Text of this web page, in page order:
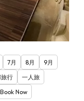
7月 8月
9月
行
一人旅
Book Now